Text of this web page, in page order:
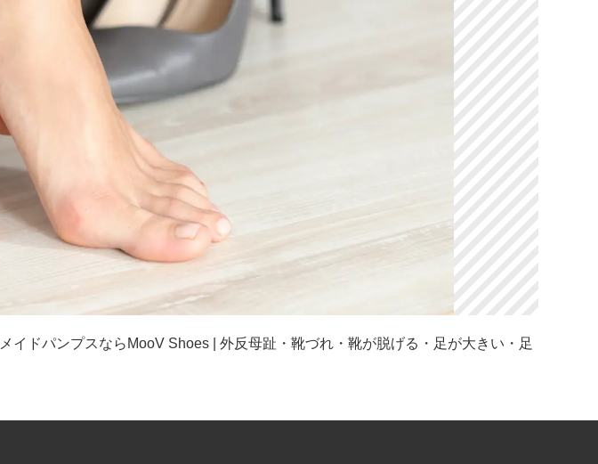
イドパンプスならMooV Shoes | 外反母趾・靴づれ・靴が脱げる・足が大きい・足